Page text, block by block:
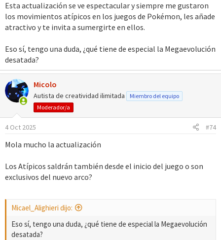
:
Esta actualización se ve espectacular y siempre me gustaron
los movimientos atípicos en los juegos de Pokémon, les añade
atractivo y te invita a sumergirte en ellos.
Eso sí, tengo una duda, ¿qué tiene de especial la Megaevolución
desatada?
Micolo
Autista de creatividad ilimitada
Miembro del equipo
Moderador/a
4 Oct 2025 #74
Mola mucho la actualización
Los Atípicos saldrán también desde el inicio del juego o son
exclusivos del nuevo arco?
Micael_Alighieri dijo:
Eso sí, tengo una duda, ¿qué tiene de especial la Megaevolución
desatada?